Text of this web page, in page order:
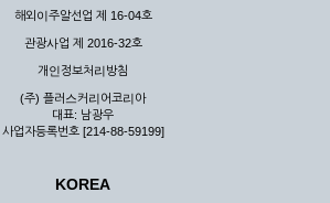
해외이주알선업 제 16-04호
관광사업 제 2016-32호
개인정보처리방침
(주) 플러스커리어코리아
대표: 남광우
사업자등록번호 [214-88-59199]
KOREA